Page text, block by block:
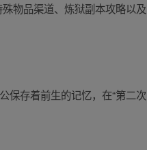
物品渠道、炼狱副本攻略以及
保存着前生的记忆，在“第二次